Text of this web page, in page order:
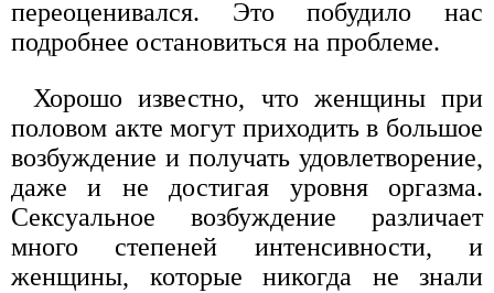
переоценивался. Это побудило нас
подробнее остановиться на проблеме.
Хорошо известно, что женщины при
половом акте могут приходить в большое
возбуждение и получать удовлетворение,
даже и не достигая уровня оргазма.
Сексуальное возбуждение различает
много степеней интенсивности, и
женщины, которые никогда не знали